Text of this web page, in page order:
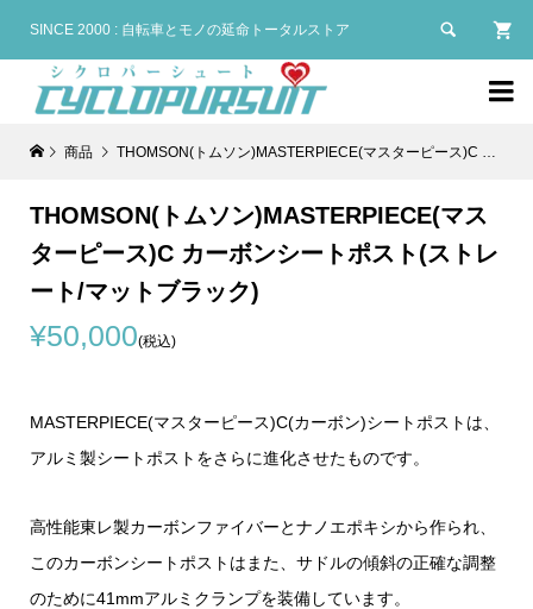
SINCE 2000 : 自転車とモノの延命トータルストア 

商品 THOMSON(トムソン)MASTERPIECE(マスターピース)C カーボンシートポスト(ストレート/マットブラック)
THOMSON(トムソン)MASTERPIECE(マス
ターピース)C カーボンシートポスト(ストレ
ート/マットブラック)
¥50,000(税込)
MASTERPIECE(マスターピース)C(カーボン)シートポストは、
アルミ製シートポストをさらに進化させたものです。
高性能東レ製カーボンファイバーとナノエポキシから作られ、
このカーボンシートポストはまた、サドルの傾斜の正確な調整
のために41mmアルミクランプを装備しています。